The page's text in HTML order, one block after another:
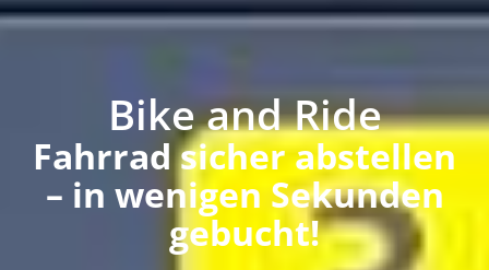
Bike and Ride
Fahrrad sicher abstellen
– in wenigen Sekunden
gebucht!